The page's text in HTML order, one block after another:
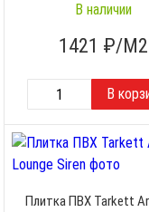
В наличии
1421 ₽/М2
Плитка ПВХ Tarkett